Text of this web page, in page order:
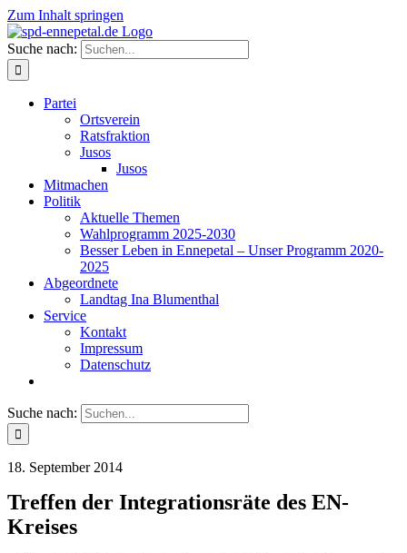
Zum Inhalt springen
Suche nach:
Partei
Ortsverein
Ratsfraktion
Jusos
Jusos
Mitmachen
Politik
Aktuelle Themen
Wahlprogramm 2025-2030
Besser Leben in Ennepetal – Unser Programm 2020-
2025
Abgeordnete
Landtag Ina Blumenthal
Service
Kontakt
Impressum
Datenschutz
Suche nach:
18. September 2014
Treffen der Integrationsräte des EN-
Kreises